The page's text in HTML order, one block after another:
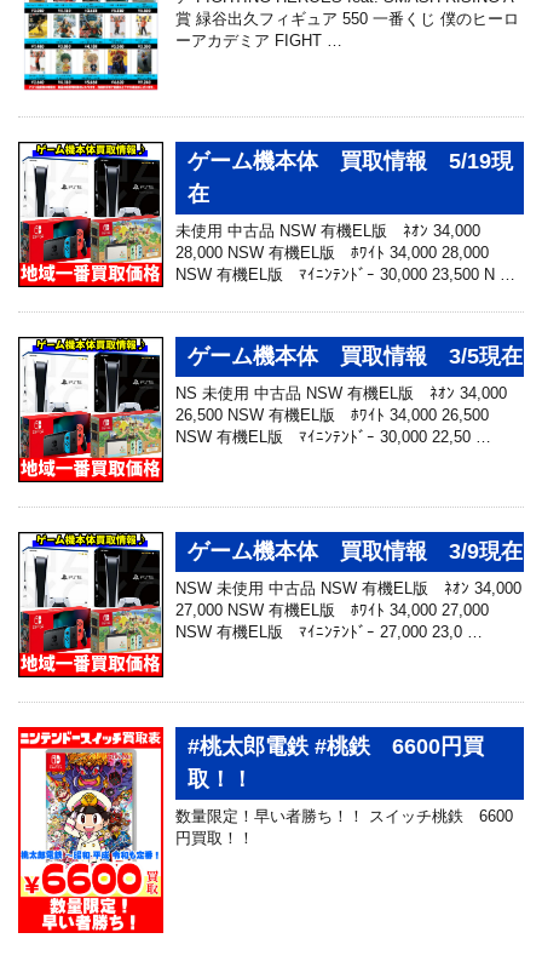
賞 緑谷出久フィギュア 550 一番くじ 僕のヒーロ
ーアカデミア FIGHT …
ゲーム機本体 買取情報 5/19現
在
未使用 中古品 NSW 有機EL版 ﾈｵﾝ 34,000
28,000 NSW 有機EL版 ﾎﾜｲﾄ 34,000 28,000
NSW 有機EL版 ﾏｲﾆﾝﾃﾝﾄﾞｰ 30,000 23,500 N …
ゲーム機本体 買取情報 3/5現在
NS 未使用 中古品 NSW 有機EL版 ﾈｵﾝ 34,000
26,500 NSW 有機EL版 ﾎﾜｲﾄ 34,000 26,500
NSW 有機EL版 ﾏｲﾆﾝﾃﾝﾄﾞｰ 30,000 22,50 …
ゲーム機本体 買取情報 3/9現在
NSW 未使用 中古品 NSW 有機EL版 ﾈｵﾝ 34,000
27,000 NSW 有機EL版 ﾎﾜｲﾄ 34,000 27,000
NSW 有機EL版 ﾏｲﾆﾝﾃﾝﾄﾞｰ 27,000 23,0 …
#桃太郎電鉄 #桃鉄 6600円買
取！！
数量限定！早い者勝ち！！ スイッチ桃鉄 6600
円買取！！